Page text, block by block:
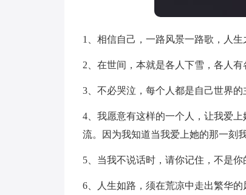
1、相信自己，一路风景一路歌，人生
2、在世间，本就是各人下雪，各人有
3、不必哭泣，每个人都是自己世界
4、我愿意有这样的一个人，让我爱
流。因为我知道当我爱上她的那一刻
5、当我不说话时，请你记住，不是
6、人生如路，须在荒凉中走出繁华的